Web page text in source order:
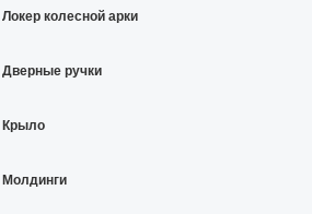
Локер колесной арки
Дверные ручки
Крыло
Молдинги